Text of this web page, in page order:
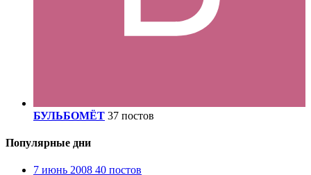
БУЛЬБОМЁТ 37 постов
Популярные дни
7 июнь 2008 40 постов